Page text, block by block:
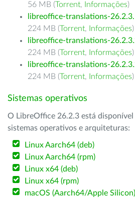
56 MB (Torrent, Informações)
libreoffice-translations-
224 MB (Torrent, Informações)
libreoffice-translations-
224 MB (Torrent, Informações)
libreoffice-translations-
224 MB (Torrent, Informações)
Sistemas operativos
O LibreOffice 26.2.3 está disponível
sistemas operativos e arquiteturas:
Linux Aarch64 (deb)
Linux Aarch64 (rpm)
Linux x64 (deb)
Linux x64 (rpm)
macOS (Aarch64/Apple Silicon)